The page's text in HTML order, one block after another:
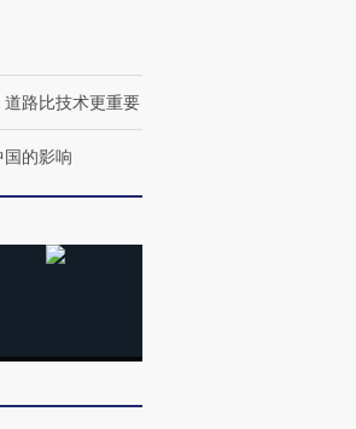
国走私7万
视线｜被称为“蟑螂”的印
育部长拱下台
路比技术更重要
的影响